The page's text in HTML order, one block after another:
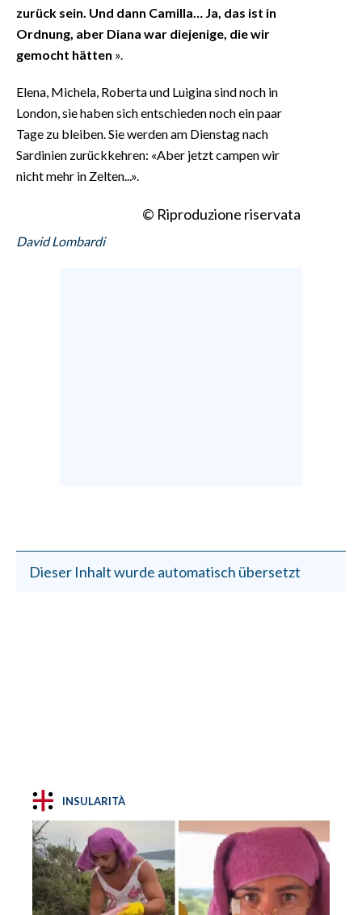
zurück sein. Und dann Camilla… Ja, das ist in
Ordnung, aber Diana war diejenige, die wir
gemocht hätten ».
Elena, Michela, Roberta und Luigina sind noch in
London, sie haben sich entschieden noch ein paar
Tage zu bleiben. Sie werden am Dienstag nach
Sardinien zurückkehren: «Aber jetzt campen wir
nicht mehr in Zelten...».
© Riproduzione riservata
David Lombardi
Dieser Inhalt wurde automatisch übersetzt
INSULARITÀ